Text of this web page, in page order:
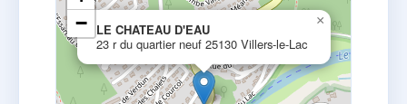
LE CHATEAU D'EAU
23 r du quartier neuf 25130 Villers-le-Lac
×
−